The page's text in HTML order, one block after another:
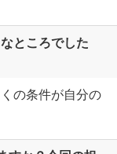
ところでした
の条件が自分の